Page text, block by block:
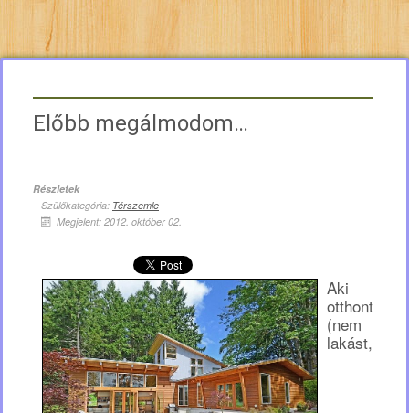
Előbb megálmodom…
Részletek
Szülőkategória: Térszemle
Megjelent: 2012. október 02.
Aki
otthont
(nem
lakást,